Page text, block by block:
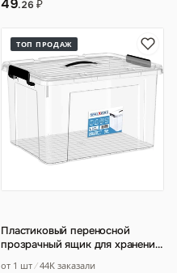
49.26 ₽
ТОП ПРОДАЖ
Пластиковый переносной
прозрачный ящик для хранения
от 1 шт 44K заказали